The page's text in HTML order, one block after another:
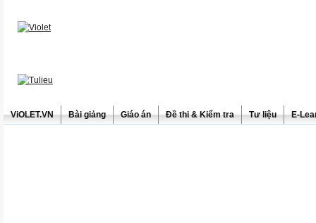
ViOLET.VN Bài giảng Giáo án Đề thi & Kiểm tra Tư liệu E-